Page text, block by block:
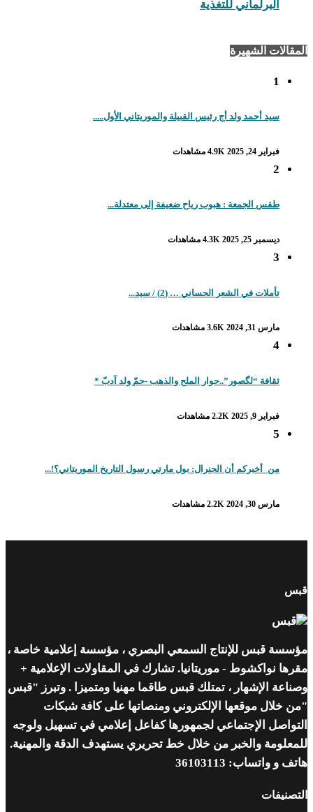
البرلماني للتغذية
المقالات الشهيرة
1
سيد أحمد ولد أج رئيس القبيلة والموريتاني الأول.....
فبراير 24, 2025 4.9K مشاهدات
2
طقس الجمعة : هبوب رياح ضعيفة إلى معتدلة...
ديسمبر 25, 2025 4.3K مشاهدات
3
تأملات في الشعر الحساني … (2) / سيد...
مارس 31, 2024 3.6K مشاهدات
4
ثقافة “لگصور”..حوار الملح والذهب -حمّ ولد آدبّ *
فبراير 9, 2025 2.2K مشاهدات
5
من_أخبركم أن الجنرال: بول مارتي رسول التاريخ الموريتاني؟!...
مارس 30, 2024 2.2K مشاهدات
قبس
مؤسسة قبس للإنتاج السمعي البصري ، مؤسسة إعلامية خاصة ،
مقرها نواكشوط - موريتانيا. تشارك في المقاولات الإعلامية +
وصناعة الإشهار ، تمتلك قبس طاقما مهنيا ومتميزا . وتبرز "قبس
"من خلال موقعها الإلكتروني ومنصاتها على كافة شبكات
التواصل الإجتماعي لجمهورها كفاعل إعلامي في تسهيل ولوجه
للمعلومة والخبر من خلال خط تحريري يستهدف الدقة والمهنية.
هاتف و واتساب: 36103113
التصنيفات